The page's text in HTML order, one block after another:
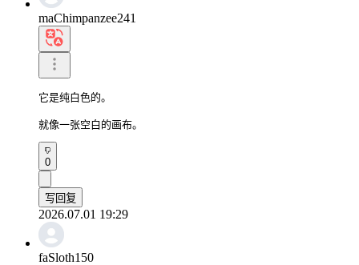
maChimpanzee241
它是纯白色的。
就像一张空白的画布。
0
写回复
2026.07.01 19:29
faSloth150